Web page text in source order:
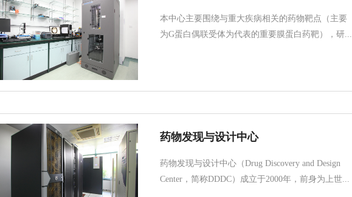
本中心主要围绕与重大疾病相关的药物靶点（主要
为G蛋白偶联受体为代表的重要膜蛋白药靶），研...
药物发现与设计中心
药物发现与设计中心（Drug Discovery and Design
Center，简称DDDC）成立于2000年，前身为上世...